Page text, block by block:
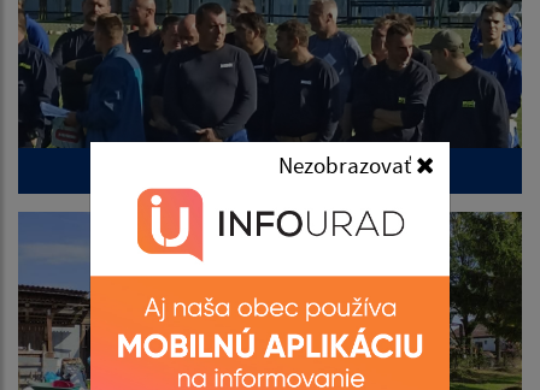
Nezobrazovať
Okresná súťaž DHZ 2022 - Dubové